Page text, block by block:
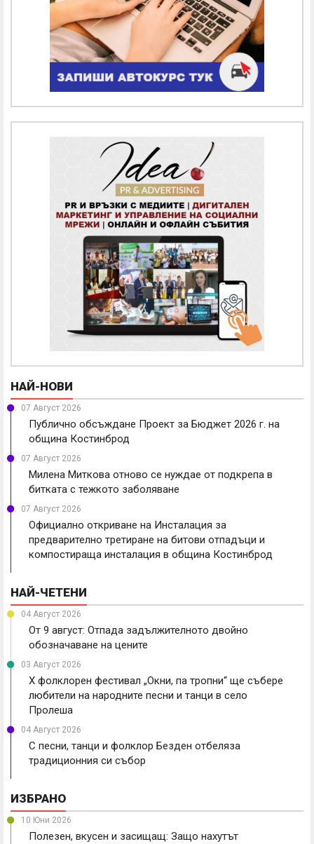
НАЙ-НОВИ
07 Август 2026
Публично обсъждане Проект за Бюджет 2026 г. на
община Костинброд
07 Август 2026
Милена Миткова отново се нуждае от подкрепа в
битката с тежкото заболяване
07 Август 2026
Официално откриване на Инсталация за
предварително третиране на битови отпадъци и
компостираща инсталация в община Костинброд
НАЙ-ЧЕТЕНИ
04 Август 2026
От 9 август: Отпада задължителното двойно
обозначаване на цените
03 Август 2026
X фолклорен фестивал „Окни, па тропни“ ще събере
любители на народните песни и танци в село
Пролеша
04 Август 2026
С песни, танци и фолклор Безден отбеляза
традиционния си събор
ИЗБРАНО
10 Юни 2026
Полезен, вкусен и засищащ: Защо нахутът